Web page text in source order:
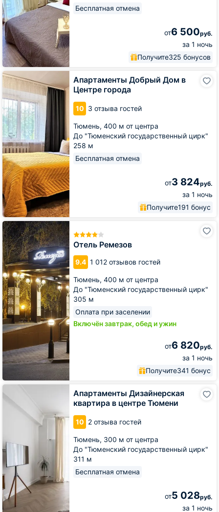
Бесплатная отмена
от6 500руб.
за 1 ночь
Получите325 бонусов
Апартаменты Добрый Дом в
Центре города
10 3 отзыва гостей
Тюмень, 400 м от центра
До "Тюменский государственный цирк"
258 м
Бесплатная отмена
от3 824руб.
за 1 ночь
Получите191 бонус
Апартаменты
Добрый
Дом
в
Центре
города
Отель Ремезов
9.4 1 012 отзывов гостей
Тюмень, 400 м от центра
До "Тюменский государственный цирк"
305 м
Оплата при заселении
Включён завтрак, обед и ужин
от6 820руб.
за 1 ночь
Получите341 бонус
Отель
Ремезов
Апартаменты Дизайнерская
квартира в центре Тюмени
10 2 отзыва гостей
Тюмень, 300 м от центра
До "Тюменский государственный цирк"
311 м
Бесплатная отмена
от5 028руб.
за 1 ночь
Апартаменты
Дизайнерская